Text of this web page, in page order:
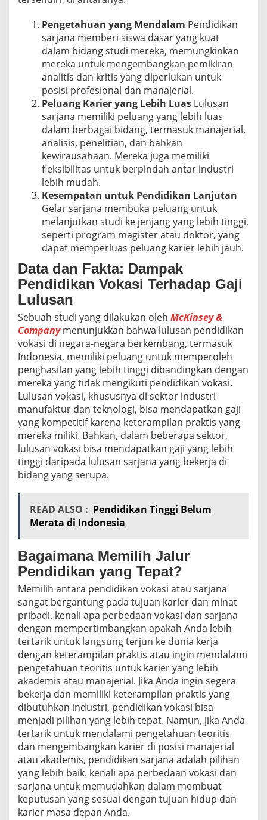
Pengetahuan yang Mendalam Pendidikan
sarjana memberi siswa dasar yang kuat
dalam bidang studi mereka, memungkinkan
mereka untuk mengembangkan pemikiran
analitis dan kritis yang diperlukan untuk
posisi profesional dan manajerial.
Peluang Karier yang Lebih Luas Lulusan
sarjana memiliki peluang yang lebih luas
dalam berbagai bidang, termasuk manajerial,
analisis, penelitian, dan bahkan
kewirausahaan. Mereka juga memiliki
fleksibilitas untuk berpindah antar industri
lebih mudah.
Kesempatan untuk Pendidikan Lanjutan
Gelar sarjana membuka peluang untuk
melanjutkan studi ke jenjang yang lebih tinggi,
seperti program magister atau doktor, yang
dapat memperluas peluang karier lebih jauh.
Data dan Fakta: Dampak
Pendidikan Vokasi Terhadap Gaji
Lulusan
Sebuah studi yang dilakukan oleh McKinsey &
Companymenunjukkan bahwa lulusan pendidikan
vokasi di negara-negara berkembang, termasuk
Indonesia, memiliki peluang untuk memperoleh
penghasilan yang lebih tinggi dibandingkan dengan
mereka yang tidak mengikuti pendidikan vokasi.
Lulusan vokasi, khususnya di sektor industri
manufaktur dan teknologi, bisa mendapatkan gaji
yang kompetitif karena keterampilan praktis yang
mereka miliki. Bahkan, dalam beberapa sektor,
lulusan vokasi bisa mendapatkan gaji yang lebih
tinggi daripada lulusan sarjana yang bekerja di
bidang yang serupa.
READ ALSO : Pendidikan Tinggi Belum
Merata di Indonesia
Bagaimana Memilih Jalur
Pendidikan yang Tepat?
Memilih antara pendidikan vokasi atau sarjana
sangat bergantung pada tujuan karier dan minat
pribadi. kenali apa perbedaan vokasi dan sarjana
dengan mempertimbangkan apakah Anda lebih
tertarik untuk langsung terjun ke dunia kerja
dengan keterampilan praktis atau ingin mendalami
pengetahuan teoritis untuk karier yang lebih
akademis atau manajerial. Jika Anda ingin segera
bekerja dan memiliki keterampilan praktis yang
dibutuhkan industri, pendidikan vokasi bisa
menjadi pilihan yang lebih tepat. Namun, jika Anda
tertarik untuk mendalami pengetahuan teoritis
dan mengembangkan karier di posisi manajerial
atau akademis, pendidikan sarjana adalah pilihan
yang lebih baik. kenali apa perbedaan vokasi dan
sarjana untuk memudahkan dalam membuat
keputusan yang sesuai dengan tujuan hidup dan
karier masa depan Anda.